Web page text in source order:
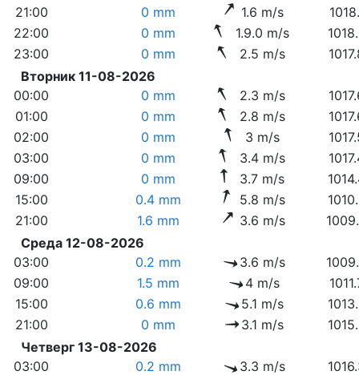
21:00
0 mm 1.6 m/s
22:00
0 mm 1.9.0 m/s
23:00
0 mm 2.5 m/s
Вторник 11-08-2026
00:00
0 mm 2.3 m/s
01:00
0 mm 2.8 m/s
02:00
0 mm 3 m/s
03:00
0 mm 3.4 m/s
09:00
0 mm 3.7 m/s
15:00
0.4 mm 5.8 m/s
21:00
1.6 mm 3.6 m/s
Среда 12-08-2026
03:00
0.2 mm 3.6 m/s
09:00
1.5 mm 4 m/s
15:00
0.6 mm 5.1 m/s
21:00
0 mm 3.1 m/s
Четверг 13-08-2026
03:00
0.2 mm 3.3 m/s